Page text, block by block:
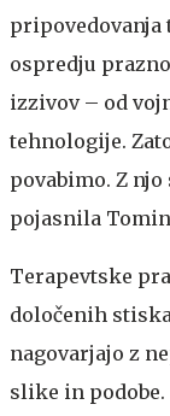
pripovedovanja
ospredju
izzivov – od
tehnologije.
povabimo. Z
pojasnila
Terapevtske
določenih
nagovarjajo z
slike in podobe.